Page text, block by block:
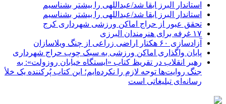
استاندار البرز ابقا شد/عبداللهی را بیشتر بشناسیم
استاندار البرز ابقا شد/عبداللهی را بیشتر بشناسیم
تحقق عبور از حراج اماکن ورزشی شهرداری کرج
۱۷ غرفه برای هنرمندان البرزی
آزادسازی ۶۰ هکتار اراضی زراعی از چنگ ویلاسازان
پایان واگذاری اماکن ورزشی به سبک چوب حراج شهرداری
رهبر انقلاب در تقریظ کتاب «ایستگاه خیابان روزولت»: به
جنگ روایت‌ها توجه لازم را نکرده‌ایم؛ این کتاب پُرکننده‌ یک خلأ
رسانه‌ای تبلیغاتی است